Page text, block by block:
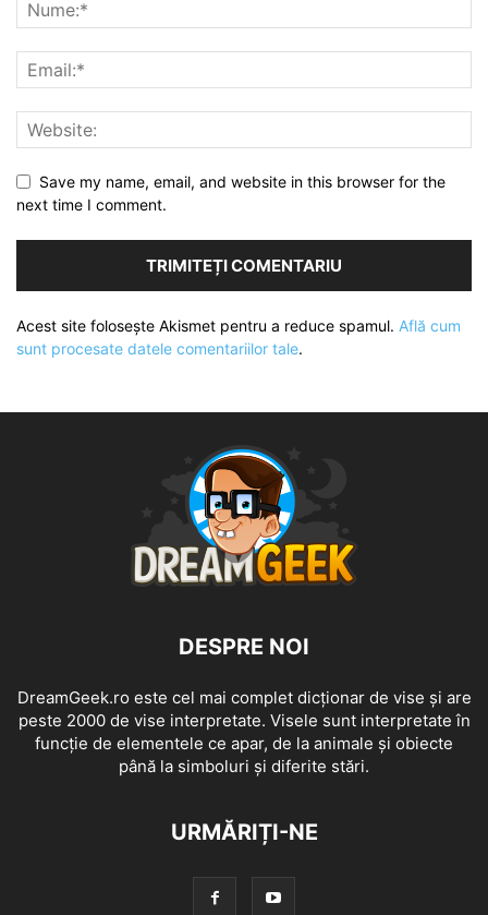
Save my name, email, and website in this browser for the
next time I comment.
Acest site folosește Akismet pentru a reduce spamul. Află cum
sunt procesate datele comentariilor tale.
DESPRE NOI
DreamGeek.ro este cel mai complet dicționar de vise și are
peste 2000 de vise interpretate. Visele sunt interpretate în
funcție de elementele ce apar, de la animale și obiecte
până la simboluri și diferite stări.
URMĂRIȚI-NE